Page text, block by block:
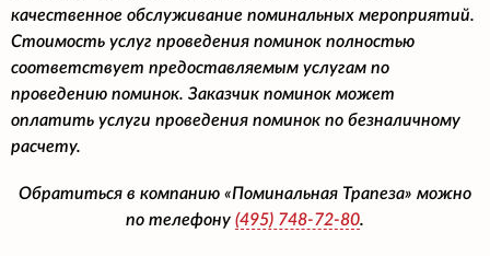
качественное обслуживание поминальных мероприятий.
Стоимость услуг проведения поминок полностью
соответствует предоставляемым услугам по
проведению поминок. Заказчик поминок может
оплатить услуги проведения поминок по безналичному
расчету.
Обратиться в компанию «Поминальная Трапеза» можно
по телефону (495) 748-72-80.